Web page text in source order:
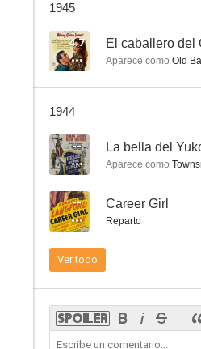
4.0
1945
4.7 El caballero del
Aparece como Old
1944
-- La bella del
Aparece como
-- Career Girl
Reparto
Ver todo